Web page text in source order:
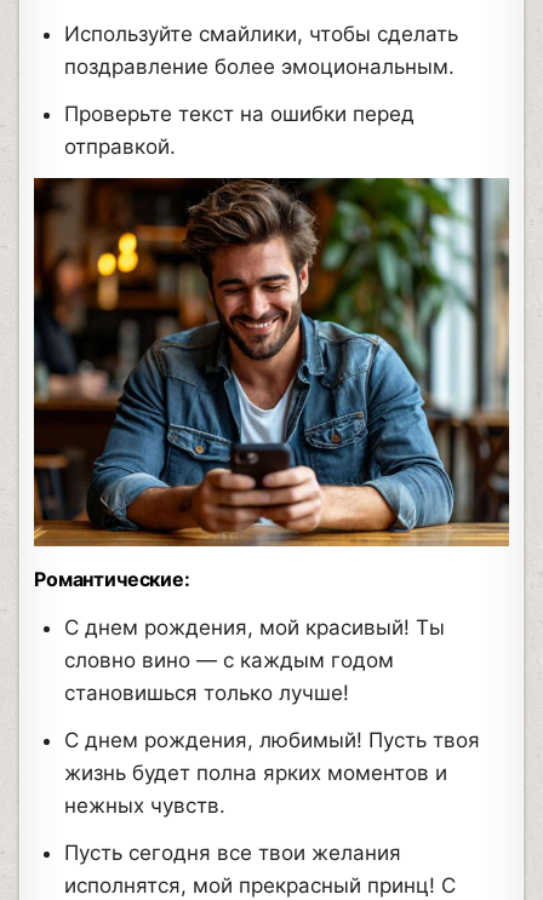
Используйте смайлики, чтобы сделать
поздравление более эмоциональным.
Проверьте текст на ошибки перед
отправкой.
Романтические:
С днем рождения, мой красивый! Ты
словно вино — с каждым годом
становишься только лучше!
С днем рождения, любимый! Пусть твоя
жизнь будет полна ярких моментов и
нежных чувств.
Пусть сегодня все твои желания
исполнятся, мой прекрасный принц! С